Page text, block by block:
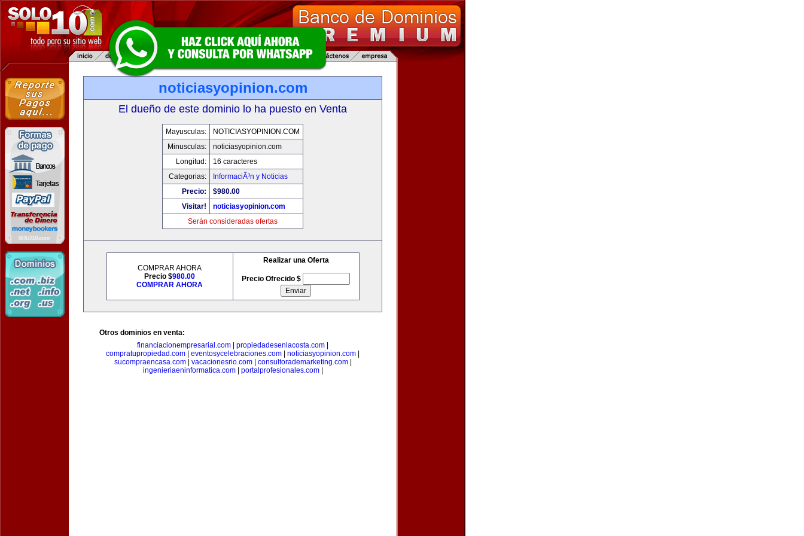
noticiasyopinion.com
El dueño de este dominio lo ha puesto en Venta
Mayusculas:
NOTICIASYOPINION.COM
Minusculas:
noticiasyopinion.com
Longitud:
16 caracteres
Categorias:
InformaciÃ³n y Noticias
Precio:
$980.00
Visitar!
noticiasyopinion.com
Serán consideradas ofertas
COMPRAR AHORA
Precio $980.00
COMPRAR AHORA
Realizar una Oferta
Precio Ofrecido $
Otros dominios en venta:
financiacionempresarial.com
propiedadesenlacosta.com
compratupropiedad.com
eventosycelebraciones.com noticiasyopinion.com
sucompraencasa.com| vacacionesrio.com| consultorademarketing.com|
ingenieriaeninformatica.com| portalprofesionales.com|